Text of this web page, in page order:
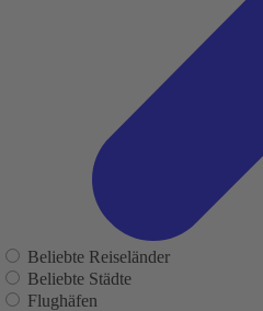
Beliebte Reiseländer
Beliebte Städte
Flughäfen